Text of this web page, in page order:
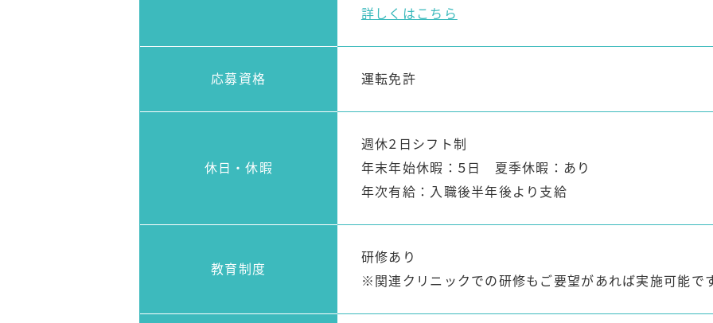
詳しくはこちら
応募資格 運転免許
休日・休暇
週休2日シフト制
年末年始休暇：5日 夏季休暇：あり
年次有給：入職後半年後より支給
教育制度
研修あり
※関連クリニックでの研修もご要望があれば実施可能で